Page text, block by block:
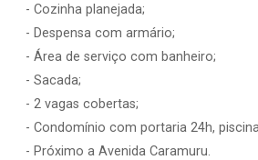
- Cozinha planejada;
- Despensa com armário;
- Área de serviço com banheiro;
- Sacada;
- 2 vagas cobertas;
- Condomínio com portaria 24h,
- Próximo a Avenida Caramuru.